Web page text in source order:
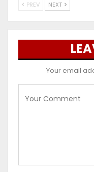
PREV NEXT
Your email